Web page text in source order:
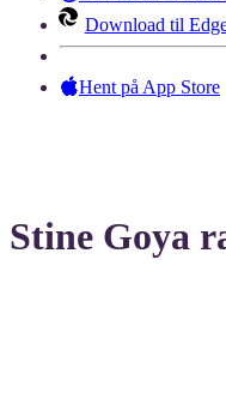
Download til Edge
Hent på App Store
Stine Goya